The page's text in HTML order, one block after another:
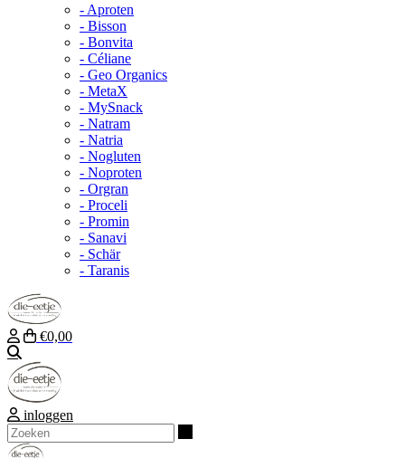
- Aproten
- Bisson
- Bonvita
- Céliane
- Geo Organics
- MetaX
- MySnack
- Natram
- Natria
- Nogluten
- Noproten
- Orgran
- Proceli
- Promin
- Sanavi
- Schär
- Taranis
€0,00
inloggen